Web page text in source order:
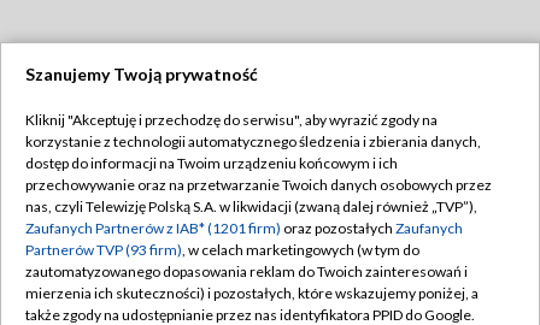
TVP
Abonament TVP
Emisja w TVP
Centrum informacji TVP
Naziemna Telewizja Cyfrowa
Regulamin TVP
Polityka prywatności
Moje zgody
Pomoc
Szanujemy Twoją prywatność
Kliknij "Akceptuję i przechodzę do serwisu", aby wyrazić zgody na
korzystanie z technologii automatycznego śledzenia i zbierania danych,
dostęp do informacji na Twoim urządzeniu końcowym i ich
przechowywanie oraz na przetwarzanie Twoich danych osobowych przez
nas, czyli Telewizję Polską S.A. w likwidacji (zwaną dalej również „TVP”),
Zaufanych Partnerów z IAB* (1201 firm) oraz pozostałych Zaufanych
Partnerów TVP (93 firm), w celach marketingowych (w tym do
zautomatyzowanego dopasowania reklam do Twoich zainteresowań i
mierzenia ich skuteczności) i pozostałych, które wskazujemy poniżej, a
także zgody na udostępnianie przez nas identyfikatora PPID do Google.